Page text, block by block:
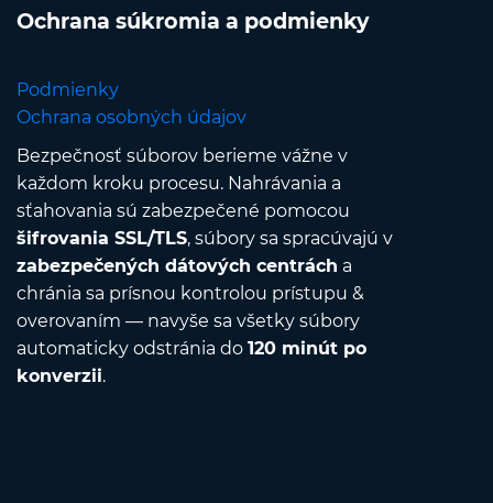
Ochrana súkromia a podmienky
Podmienky
Ochrana osobných údajov
Bezpečnosť súborov berieme vážne v
každom kroku procesu. Nahrávania a
sťahovania sú zabezpečené pomocou
šifrovania SSL/TLS, súbory sa spracúvajú v
zabezpečených dátových centrách a
chránia sa prísnou kontrolou prístupu &
overovaním — navyše sa všetky súbory
automaticky odstránia do 120 minút po
konverzii.